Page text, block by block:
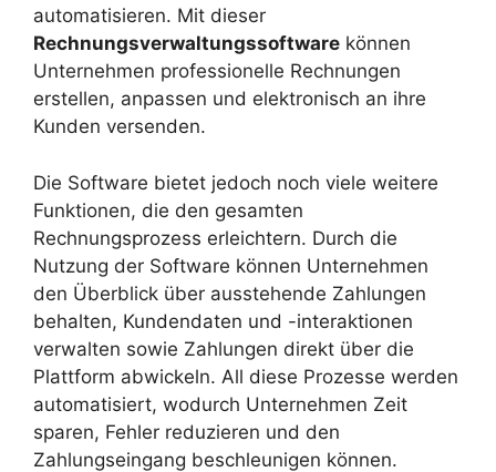
automatisieren. Mit dieser
Rechnungsverwaltungssoftware können
Unternehmen professionelle Rechnungen
erstellen, anpassen und elektronisch an ihre
Kunden versenden.
Die Software bietet jedoch noch viele weitere
Funktionen, die den gesamten
Rechnungsprozess erleichtern. Durch die
Nutzung der Software können Unternehmen
den Überblick über ausstehende Zahlungen
behalten, Kundendaten und -interaktionen
verwalten sowie Zahlungen direkt über die
Plattform abwickeln. All diese Prozesse werden
automatisiert, wodurch Unternehmen Zeit
sparen, Fehler reduzieren und den
Zahlungseingang beschleunigen können.